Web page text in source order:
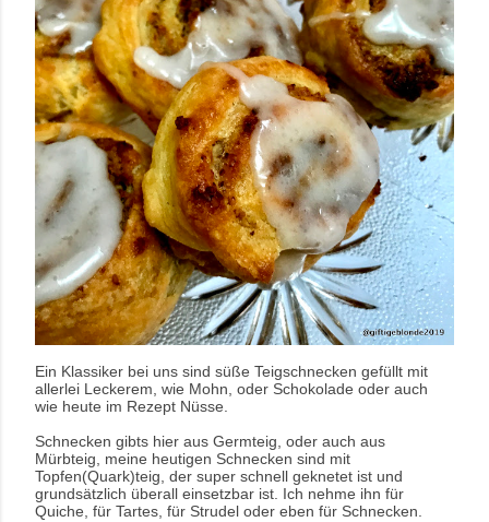
Ein Klassiker bei uns sind süße Teigschnecken gefüllt mit
allerlei Leckerem, wie Mohn, oder Schokolade oder auch
wie heute im Rezept Nüsse.
Schnecken gibts hier aus Germteig, oder auch aus
Mürbteig, meine heutigen Schnecken sind mit
Topfen(Quark)teig, der super schnell geknetet ist und
grundsätzlich überall einsetzbar ist. Ich nehme ihn für
Quiche, für Tartes, für Strudel oder eben für Schnecken.